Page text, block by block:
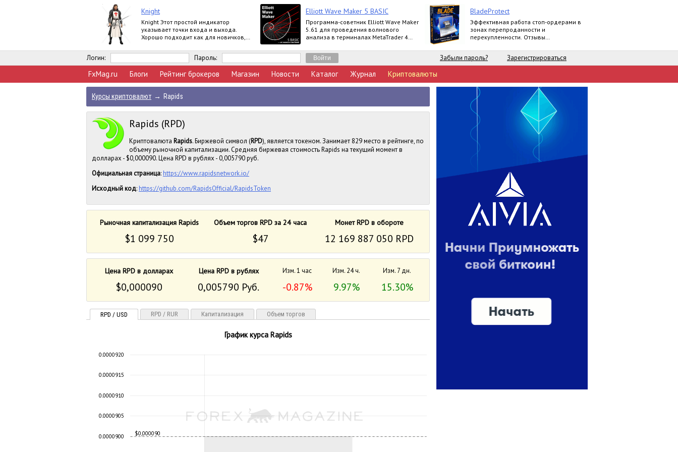
Knight
Knight Этот простой индикатор
указывает точки входа и выхода.
Хорошо подходит как для новичков,
работает на
Elliott Wave Maker 5 BASIC
Программа-советник Elliott Wave Maker
5.61 для проведения волнового
анализа в терминалах MetaTrader 4
Extended
BladeProtect
Эффективная работа стоп-ордерами в
зонах перепроданности и
перекупленности. Отзывы
https://www.mql5.com/ru/market/product/8739#
Логин: Пароль: Забыли пароль? Зарегистрироваться
FxMag.ru Блоги Рейтинг брокеров Магазин Новости Каталог Журнал Криптовалюты
Курсы криптовалют → Rapids
Rapids (RPD)
Криптовалюта Rapids. Биржевой символ (RPD), является токеном. Занимает 829 место в рейтинге, по
объему рыночной капитализации. Средняя биржевая стоимость Rapids на текущий момент в
долларах - $0,000090. Цена RPD в рублях - 0,005790 руб.
Официальная страница: https://www.rapidsnetwork.io/
Исходный код: https://github.com/RapidsOfficial/RapidsToken
Рыночная капитализация Rapids Объем торгов RPD за 24 часа Монет RPD в обороте
$1 099 750 $47 12 169 887 050 RPD
Цена RPD в долларах Цена RPD в рублях Изм. 1 час Изм. 24 ч. Изм. 7 дн.
$0,000090 0,005790 Руб. -0.87% 9.97% 15.30%
RPD / USD RPD / RUR Капитализация Объем торгов
График курса Rapids
$0,000090
0.0000900
0.0000905
0.0000910
0.0000915
0.0000920